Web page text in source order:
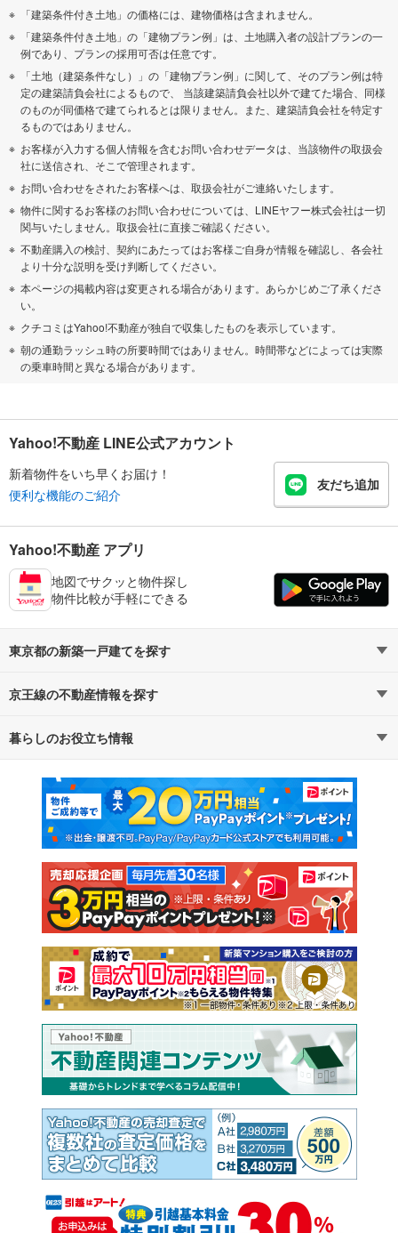
「建築条件付き土地」の価格には、建物価格は含まれません。
「建築条件付き土地」の「建物プラン例」は、土地購入者の設計プランの一
例であり、プランの採用可否は任意です。
「土地（建築条件なし）」の「建物プラン例」に関して、そのプラン例は特
定の建築請負会社によるもので、 当該建築請負会社以外で建てた場合、同様
のものが同価格で建てられるとは限りません。また、建築請負会社を特定す
るものではありません。
お客様が入力する個人情報を含むお問い合わせデータは、当該物件の取扱会
社に送信され、そこで管理されます。
お問い合わせをされたお客様へは、取扱会社がご連絡いたします。
物件に関するお客様のお問い合わせについては、LINEヤフー株式会社は一切
関与いたしません。取扱会社に直接ご確認ください。
不動産購入の検討、契約にあたってはお客様ご自身が情報を確認し、各会社
より十分な説明を受け判断してください。
本ページの掲載内容は変更される場合があります。あらかじめご了承くださ
い。
クチコミはYahoo!不動産が独自で収集したものを表示しています。
朝の通勤ラッシュ時の所要時間ではありません。時間帯などによっては実際
の乗車時間と異なる場合があります。
Yahoo!不動産 LINE公式アカウント
新着物件をいち早くお届け！
便利な機能のご紹介
友だち追加
Yahoo!不動産 アプリ
地図でサクッと物件探し
物件比較が手軽にできる
東京都の新築一戸建てを探す
路線・駅から探す
通勤・通学時間から探す
京王線の不動産情報を探す
不動産・住宅
新築マンション 中古マンション
新築一戸建て 中古一戸建て
注文住宅 土地
売却査定
暮らしのお役立ち情報
マンションカタログ 教えて！住まいの先生